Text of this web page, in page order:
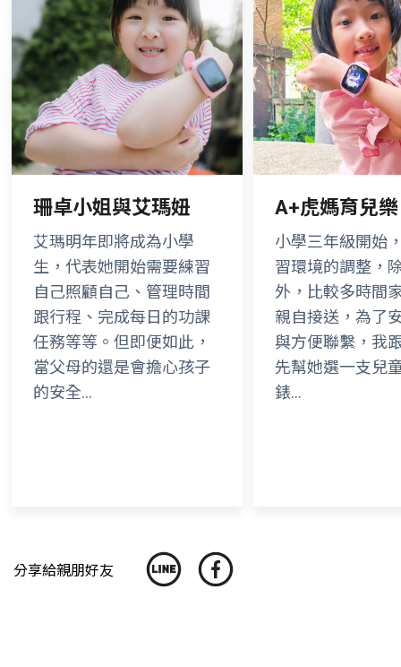
珊卓小姐與艾瑪妞
艾瑪明年即將成為小學
生，代表她開始需要練習
自己照顧自己、管理時間
跟行程、完成每日的功課
任務等等。但即便如此，
當父母的還是會擔心孩子
的安全...
A+虎媽育兒樂
小學三年級開始
習環境的調整，
外，比較多時間
親自接送，為了
與方便聯繫，我
先幫她選一支兒
錶...
分享給親朋好友